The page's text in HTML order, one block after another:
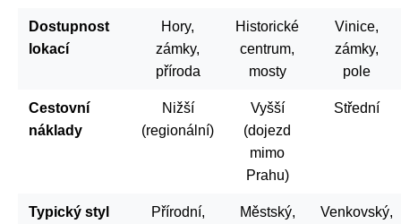
Dostupnost
lokací
Hory,
zámky,
příroda
Historické
centrum,
mosty
Vinice,
zámky,
pole
Cestovní
náklady
Nižší
(regionální)
Vyšší
(dojezd
mimo
Prahu)
Střední
Typický styl
Přírodní,
Městský,
Venkovský,